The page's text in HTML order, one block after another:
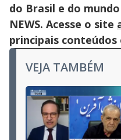
do Brasil e do
NEWS. Acesse o site
principais
VEJA TAMBÉM